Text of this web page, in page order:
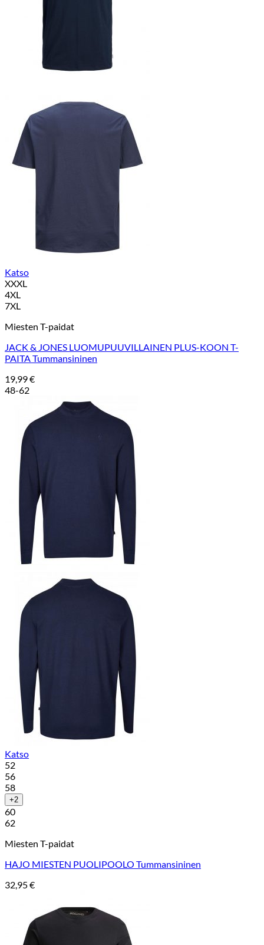
Katso
XXXL
4XL
7XL
Miesten T-paidat
JACK & JONES LUOMUPUUVILLAINEN PLUS-KOON T-
PAITA Tummansininen
19,99€
48-62
Katso
52
56
58
+2
60
62
Miesten T-paidat
HAJO MIESTEN PUOLIPOOLO Tummansininen
32,95€